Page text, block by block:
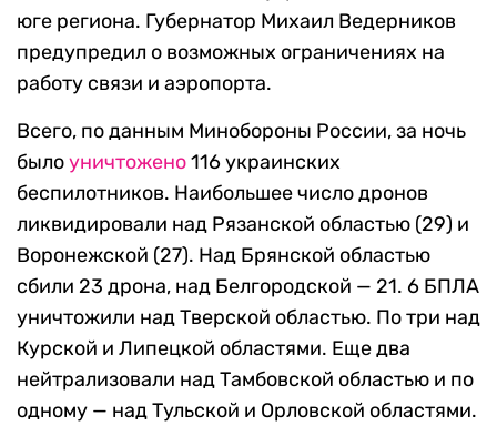
юге региона. Губернатор Михаил Ведерников
предупредил о возможных ограничениях на
работу связи и аэропорта.
Всего, по данным Минобороны России, за ночь
былоуничтожено116 украинских
беспилотников. Наибольшее число дронов
ликвидировали над Рязанской областью (29) и
Воронежской (27). Над Брянской областью
сбили 23 дрона, над Белгородской — 21. 6 БПЛА
уничтожили над Тверской областью. По три над
Курской и Липецкой областями. Еще два
нейтрализовали над Тамбовской областью и по
одному — над Тульской и Орловской областями.